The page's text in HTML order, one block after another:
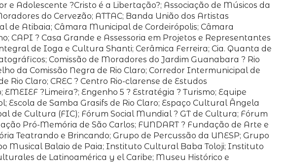
Adolescente ?Cristo é a Libertação?; Associação de Músicos da
do Cervezão; ATTAC; Banda União dos Artistas
de Atibaia; Câmara Municipal de Cordeirópolis; Câmara
? Casa Grande e Assessoria em Projetos e Representantes
de Ioga e Cultura Shanti; Cerâmica Ferreira; Cia. Quanta de
Comissão de Moradores do Jardim Guanabara ? Rio
da Comissão Negra de Rio Claro; Corredor Intermunicipal de
Claro; CREC ? Centro Rio-clarense de Estudos
?Limeira?; Engenho 5 ? Estratégia ? Turismo; Equipe
Escola de Samba Grasifs de Rio Claro; Espaço Cultural Ângela
de Cultura (FIC); Fórum Social Mundial ? GT de Cultura; Fórum
Pró-Memória de São Carlos; FUNDART ? Fundação de Arte e
Teatrando e Brincando; Grupo de Percussão da UNESP; Grupo
Musical Balaio de Paia; Instituto Cultural Baba Toloji; Instituto
de Latinoamérica y el Caribe; Museu Histórico e